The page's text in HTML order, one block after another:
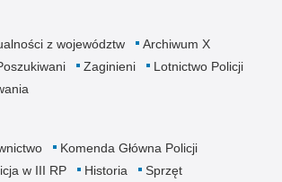
z województw
Archiwum X
Zaginieni
Lotnictwo Policji
Komenda Główna Policji
w III RP Historia
Sprzęt